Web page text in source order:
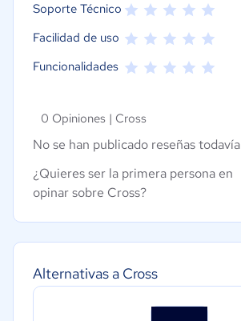
Alternativas a Cross
Soporte Técnico
Facilidad de uso
Funcionalidades
0 Opiniones | Cross
No se han publicado reseñas todavía
¿Quieres ser la primera persona en
opinar sobre Cross?